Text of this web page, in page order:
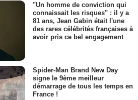
"Un homme de conviction qui
connaissait les risques" : il y a
81 ans, Jean Gabin était l'une
des rares célébrités françaises à
avoir pris ce bel engagement
Spider-Man Brand New Day
signe le 9ème meilleur
démarrage de tous les temps en
France !